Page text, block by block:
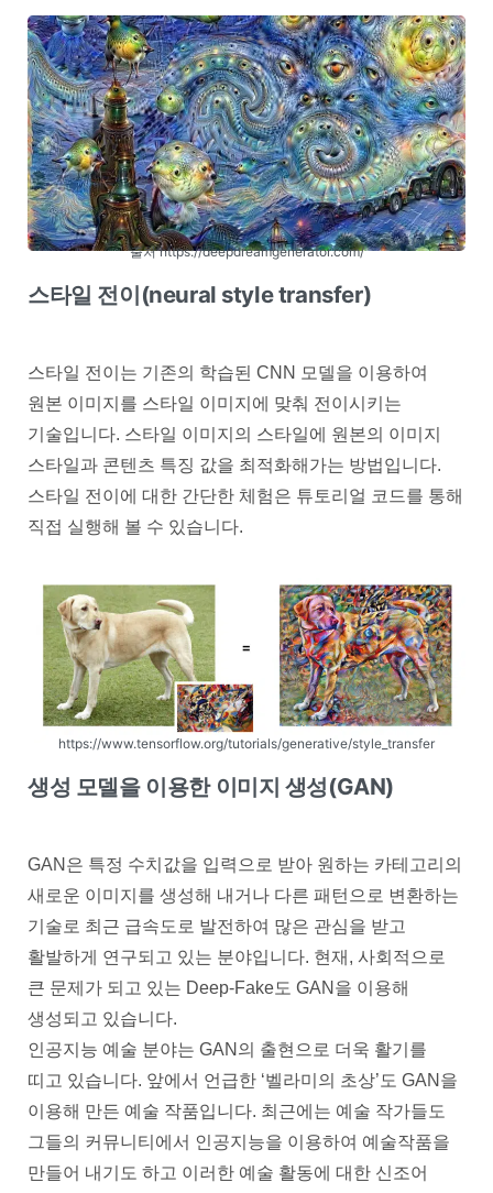
출처 https://deepdreamgenerator.com/
스타일 전이(neural style transfer)
스타일 전이는 기존의 학습된 CNN 모델을 이용하여
원본 이미지를 스타일 이미지에 맞춰 전이시키는
기술입니다. 스타일 이미지의 스타일에 원본의 이미지
스타일과 콘텐츠 특징 값을 최적화해가는 방법입니다.
스타일 전이에 대한 간단한 체험은 튜토리얼 코드를 통해
직접 실행해 볼 수 있습니다.
https://www.tensorflow.org/tutorials/generative/style_transfer
생성 모델을 이용한 이미지 생성(GAN)
GAN은 특정 수치값을 입력으로 받아 원하는 카테고리의
새로운 이미지를 생성해 내거나 다른 패턴으로 변환하는
기술로 최근 급속도로 발전하여 많은 관심을 받고
활발하게 연구되고 있는 분야입니다. 현재, 사회적으로
큰 문제가 되고 있는 Deep-Fake도 GAN을 이용해
생성되고 있습니다.
인공지능 예술 분야는 GAN의 출현으로 더욱 활기를
띠고 있습니다. 앞에서 언급한 ‘벨라미의 초상’도 GAN을
이용해 만든 예술 작품입니다. 최근에는 예술 작가들도
그들의 커뮤니티에서 인공지능을 이용하여 예술작품을
만들어 내기도 하고 이러한 예술 활동에 대한 신조어